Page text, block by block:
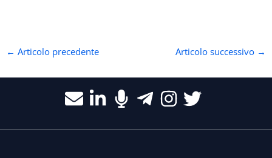
← Articolo precedente Articolo successivo →